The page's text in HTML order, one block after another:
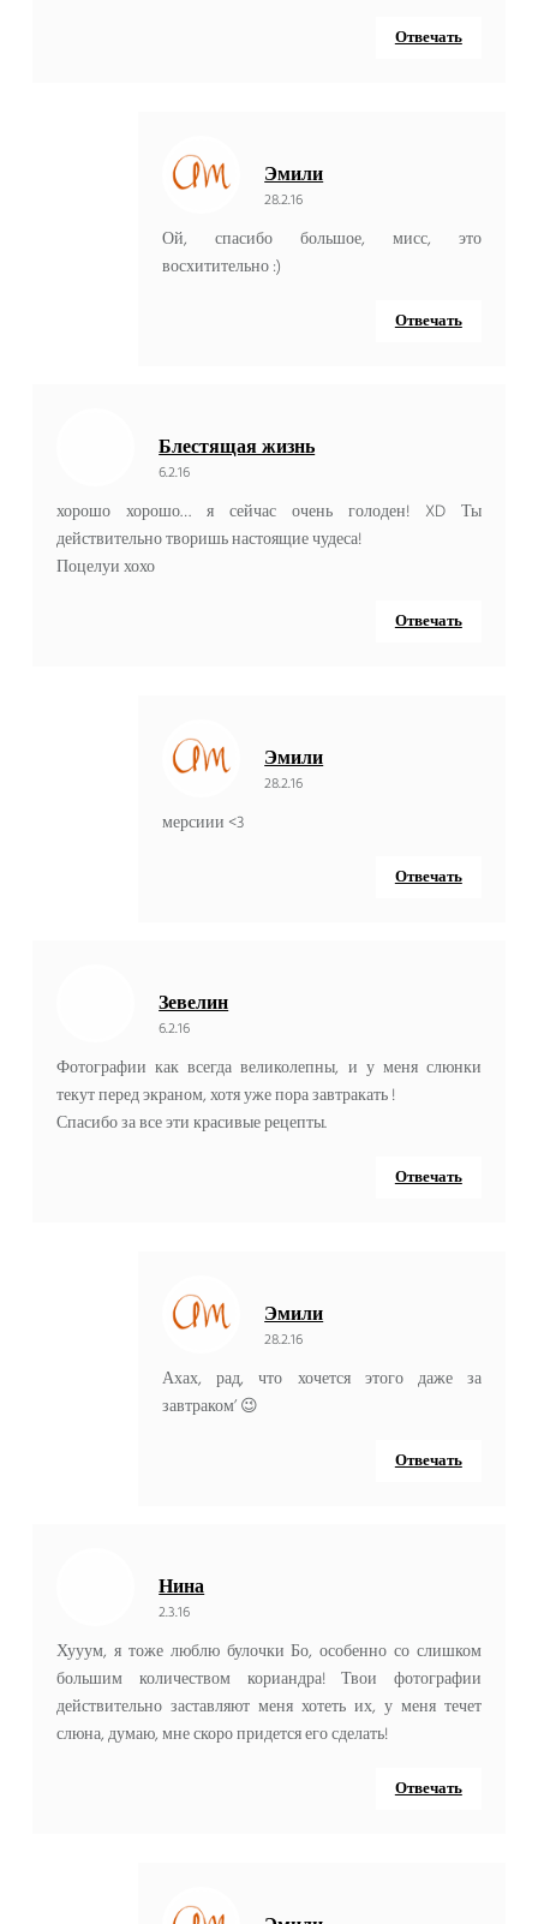
Отвечать
Эмили
28.2.16
Ой, спасибо большое, мисс, это
восхитительно :)
Отвечать
Блестящая жизнь
6.2.16
хорошо хорошо… я сейчас очень голоден! XD Ты
действительно творишь настоящие чудеса!
Поцелуи хохо
Отвечать
Эмили
28.2.16
мерсиии <3
Отвечать
Зевелин
6.2.16
Фотографии как всегда великолепны, и у меня слюнки
текут перед экраном, хотя уже пора завтракать !
Спасибо за все эти красивые рецепты.
Отвечать
Эмили
28.2.16
Ахах, рад, что хочется этого даже за
завтраком’ 😉
Отвечать
Нина
2.3.16
Хууум, я тоже люблю булочки Бо, особенно со слишком
большим количеством кориандра! Твои фотографии
действительно заставляют меня хотеть их, у меня течет
слюна, думаю, мне скоро придется его сделать!
Отвечать